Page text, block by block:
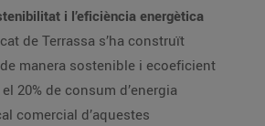
i l’eficiència energètica
de Terrassa s’ha construït
manera sostenible i ecoeficient
20% de consum d’energia
comercial d’aquestes